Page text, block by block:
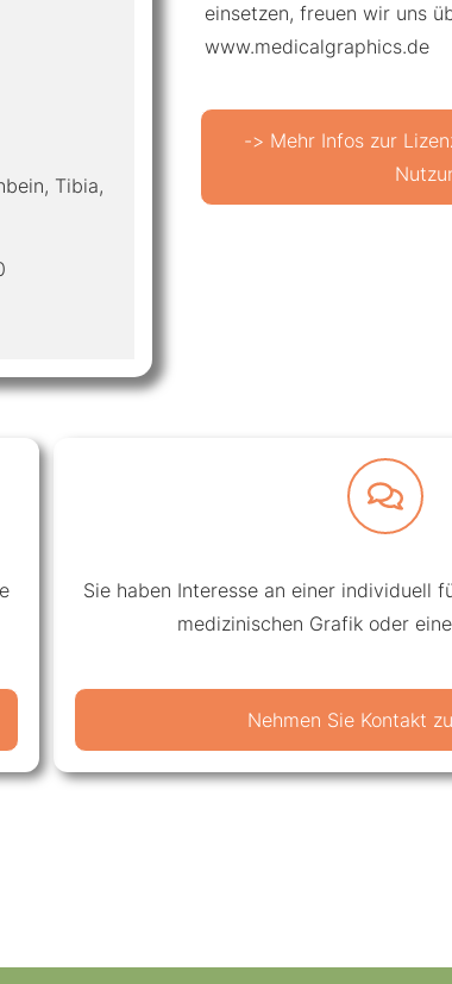
Tibia,
einsetzen, freuen wir uns
www.medicalgraphics.de
-> Mehr Infos zur
Sie haben Interesse an einer individuell
medizinischen Grafik oder
Nehmen Sie Kontakt